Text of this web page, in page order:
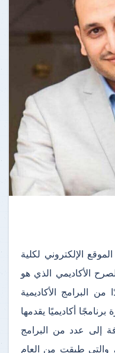
الإلكتروني لكلية
الأكاديمي الذي هو
البرامج الأكاديمية
خمس عشرة برنامجًا أكاديميًا يقدمها
إلى عدد من البرامج
والتي طبقت من العام